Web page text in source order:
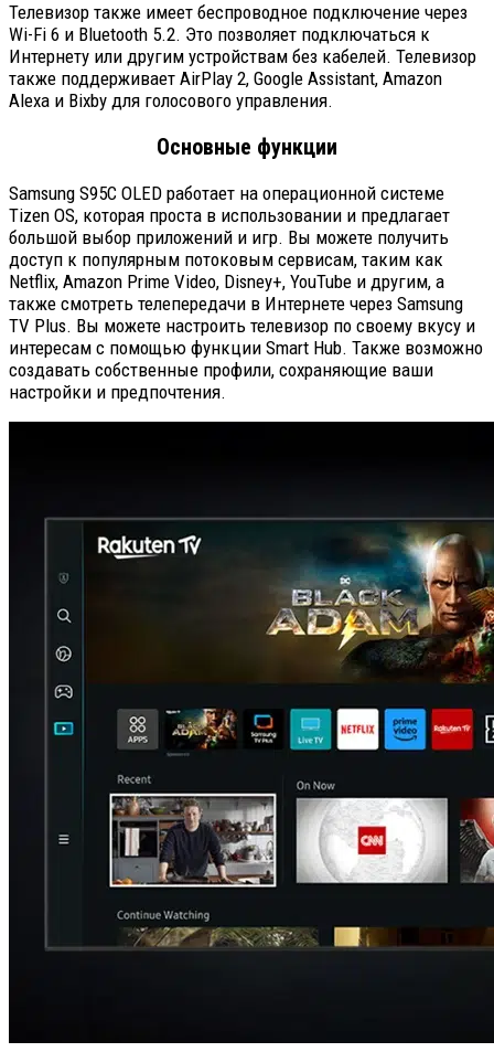
Телевизор также имеет беспроводное подключение через
Wi-Fi 6 и Bluetooth 5.2. Это позволяет подключаться к
Интернету или другим устройствам без кабелей. Телевизор
также поддерживает AirPlay 2, Google Assistant, Amazon
Alexa и Bixby для голосового управления.
Основные функции
Samsung S95C OLED работает на операционной системе
Tizen OS, которая проста в использовании и предлагает
большой выбор приложений и игр. Вы можете получить
доступ к популярным потоковым сервисам, таким как
Netflix, Amazon Prime Video, Disney+, YouTube и другим, а
также смотреть телепередачи в Интернете через Samsung
TV Plus. Вы можете настроить телевизор по своему вкусу и
интересам с помощью функции Smart Hub. Также возможно
создавать собственные профили, сохраняющие ваши
настройки и предпочтения.